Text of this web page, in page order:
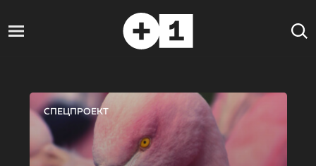
СПЕЦПРОЕКТ